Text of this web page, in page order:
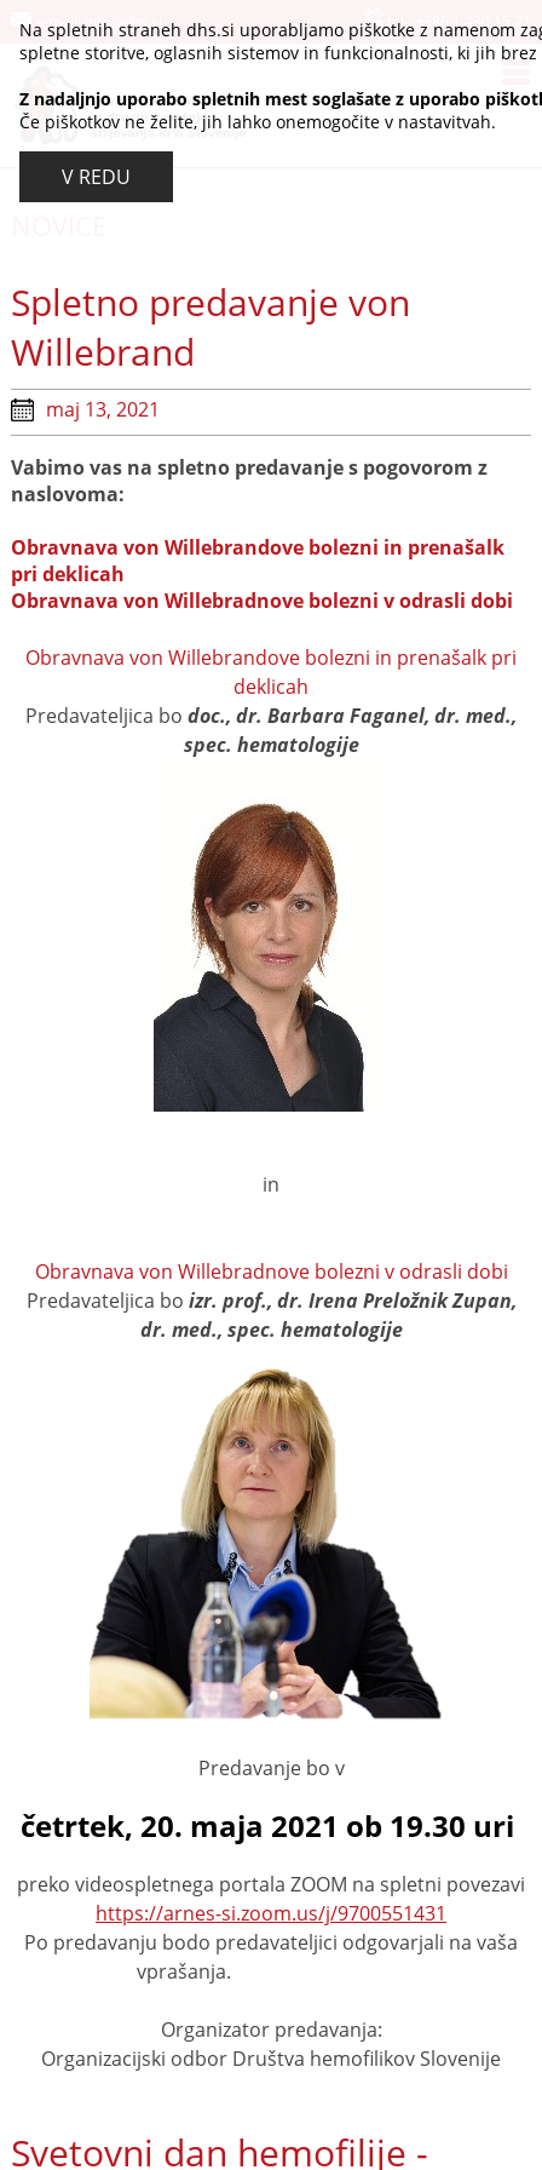
e-mail:info@dhs.si tel.:
Spletno predavanje von
Willebrand
maj 13, 2021
Vabimo vas na spletno predavanje s pogovorom z
naslovoma:
Obravnava von Willebrandove bolezni in prenašalk
pri deklicah
Obravnava von Willebradnove bolezni v odrasli dobi
Obravnava von Willebrandove bolezni in prenašalk pri
deklicah
Predavateljica bo doc., dr. Barbara Faganel, dr. med.,
spec. hematologije
in
Obravnava von Willebradnove bolezni v odrasli dobi
Predavateljica bo izr. prof., dr. Irena Preložnik Zupan,
dr. med., spec. hematologije
Predavanje bo v
četrtek, 20. maja 2021 ob 19.30 uri
preko videospletnega portala ZOOM na spletni povezavi
https://arnes-si.zoom.us/j/9700551431
Po predavanju bodo predavateljici odgovarjali na vaša
vprašanja.
Organizator predavanja:
Organizacijski odbor Društva hemofilikov Slovenije
Svetovni dan hemofilije -
Na spletnih straneh dhs.si uporabljamo piškotke z namenom
spletne storitve, oglasnih sistemov in funkcionalnosti, ki jih
Z nadaljnjo uporabo spletnih mest soglašate z uporabo
Če piškotkov ne želite, jih lahko onemogočite v nastavitvah.
V REDU